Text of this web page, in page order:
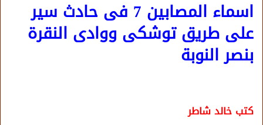
اسماء المصابين 7 فى حادث سير
على طريق توشكى ووادى النقرة
بنصر النوبة
كتب خالد شاطر